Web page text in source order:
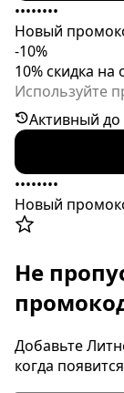
••••••••
Новый
-10%
10% скидка
Используйте
10% на одну
времени.
Активный до
••••••••
Новый
Не
Добавьте
когда